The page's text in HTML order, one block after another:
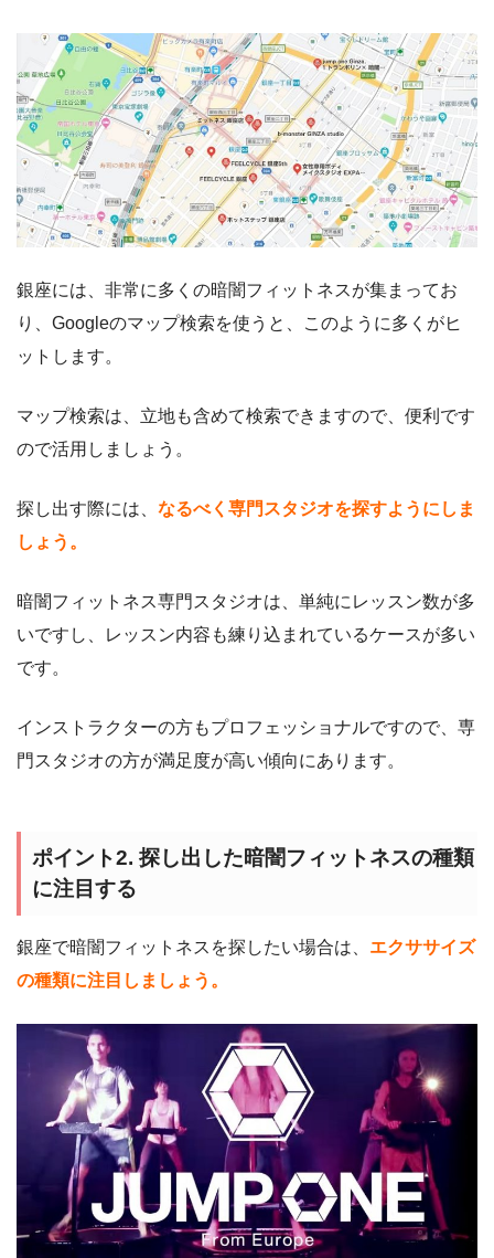
銀座には、非常に多くの暗闇フィットネスが集まってお
り、Googleのマップ検索を使うと、このように多くがヒ
ットします。
マップ検索は、立地も含めて検索できますので、便利です
ので活用しましょう。
探し出す際には、 なるべく専門スタジオを探すようにしま
しょう。
暗闇フィットネス専門スタジオは、単純にレッスン数が多
いですし、レッスン内容も練り込まれているケースが多い
です。
インストラクターの方もプロフェッショナルですので、専
門スタジオの方が満足度が高い傾向にあります。
ポイント2. 探し出した暗闇フィットネスの種類
に注目する
銀座で暗闇フィットネスを探したい場合は、 エクササイズ
の種類に注目しましょう。